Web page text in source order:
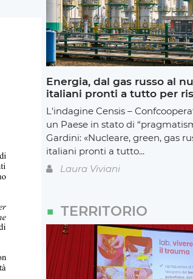
Energia, dal gas russo al
italiani pronti a tutto per
L'indagine Censis –
un Paese in stato di
Gardini: «Nucleare, green, gas
italiani pronti a tutto...
Laura Viviani
TERRITORIO